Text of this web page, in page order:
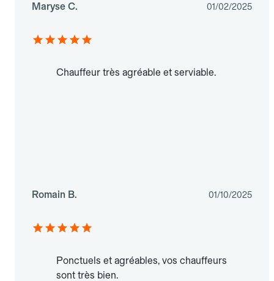
Maryse C. 01/02/2025
Chauffeur très agréable et serviable.
Romain B. 01/10/2025
Ponctuels et agréables, vos chauffeurs
sont très bien.